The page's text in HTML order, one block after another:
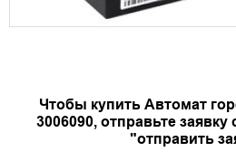
Чтобы купить Автомат
3006090, отправьте
"отправить